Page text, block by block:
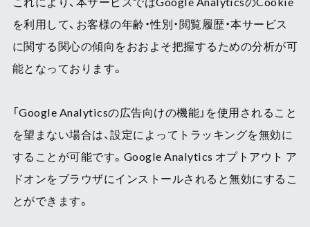
を利用して、お客様の年齢・性別・閲覧履歴・本サービス
に関する関心の傾向をおおよそ把握するための分析が可
能となっております。
「Google Analyticsの広告向けの機能」を使用されること
を望まない場合は、設定によってトラッキングを無効に
することが可能です。Google Analytics オプトアウト ア
ドオンをブラウザにインストールされると無効にするこ
とができます。